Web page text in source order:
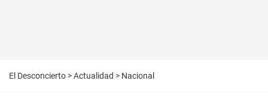
El Desconcierto >Actualidad > Nacional